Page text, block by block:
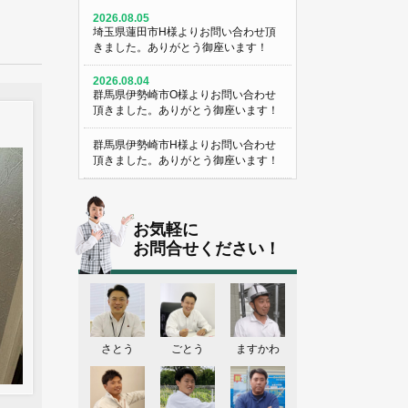
2026.08.05
埼玉県蓮田市H様よりお問い合わせ頂
きました。ありがとう御座います！
2026.08.04
群馬県伊勢崎市O様よりお問い合わせ
頂きました。ありがとう御座います！
群馬県伊勢崎市H様よりお問い合わせ
頂きました。ありがとう御座います！
埼玉県熊谷市M様よりお問い合わせ頂
きました。ありがとう御座います！
埼玉県熊谷市S様よりお問い合わせ頂
きました。ありがとう御座います！
群馬県伊勢崎市K様よりお問い合わせ
頂きました。ありがとう御座います！
東京都葛飾区N様よりお問い合わせ頂
2026.08.03
お気軽に
お問合せください！
さとう ごとう ますかわ